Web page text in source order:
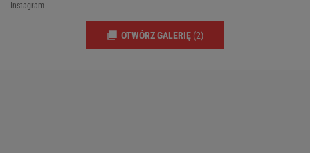
Instagram
OTWÓRZ GALERIĘ (2)